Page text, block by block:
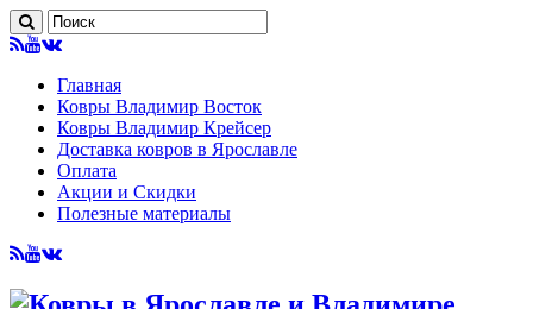
Главная
Ковры Владимир Восток
Ковры Владимир Крейсер
Доставка ковров в Ярославле
Оплата
Акции и Скидки
Полезные материалы